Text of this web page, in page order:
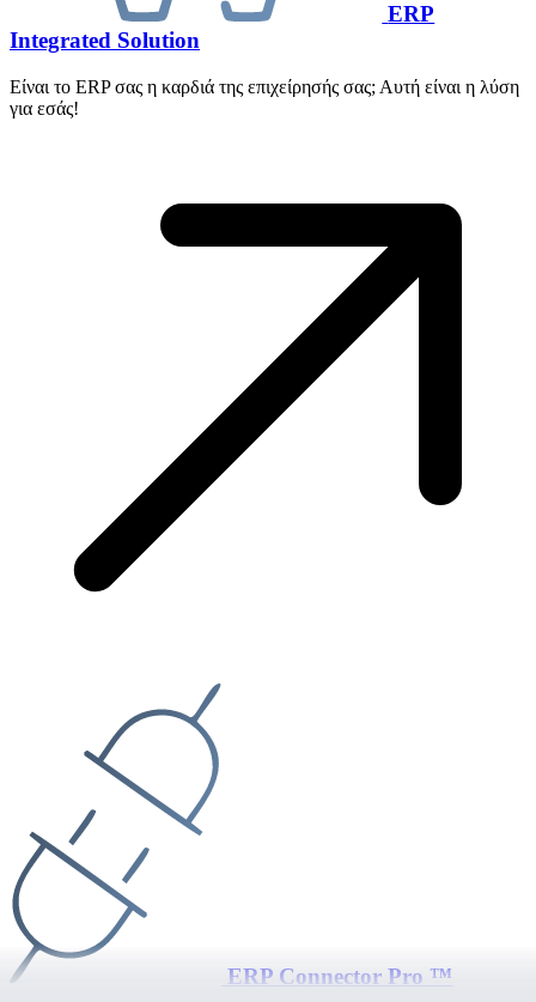
ERP
Integrated Solution
Είναι το ERP σας η καρδιά της επιχείρησής σας; Αυτή είναι η λύση
για εσάς!
ERP Connector Pro ™